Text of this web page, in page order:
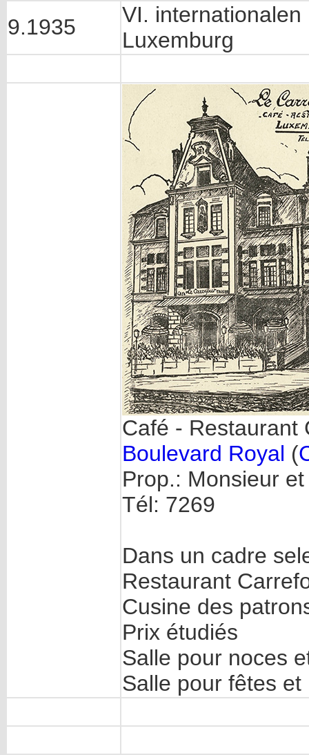
9.1935 VI. internationalen
Luxemburg
Café - Restaurant
Boulevard Royal (
Prop.: Monsieur
Tél: 7269
Dans un cadre
Restaurant
Cusine des
Prix étudiés
Salle pour noces
Salle pour fêtes et